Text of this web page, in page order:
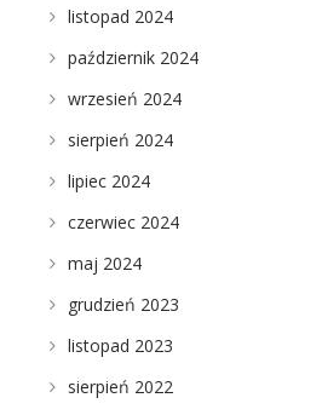
listopad 2024
październik 2024
wrzesień 2024
sierpień 2024
lipiec 2024
czerwiec 2024
maj 2024
grudzień 2023
listopad 2023
sierpień 2022